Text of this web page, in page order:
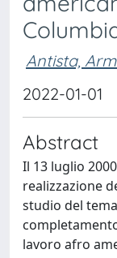
Antista,
2022-01-01
Abstract
Il 13 luglio
realizzazione
studio del
lavoro afro